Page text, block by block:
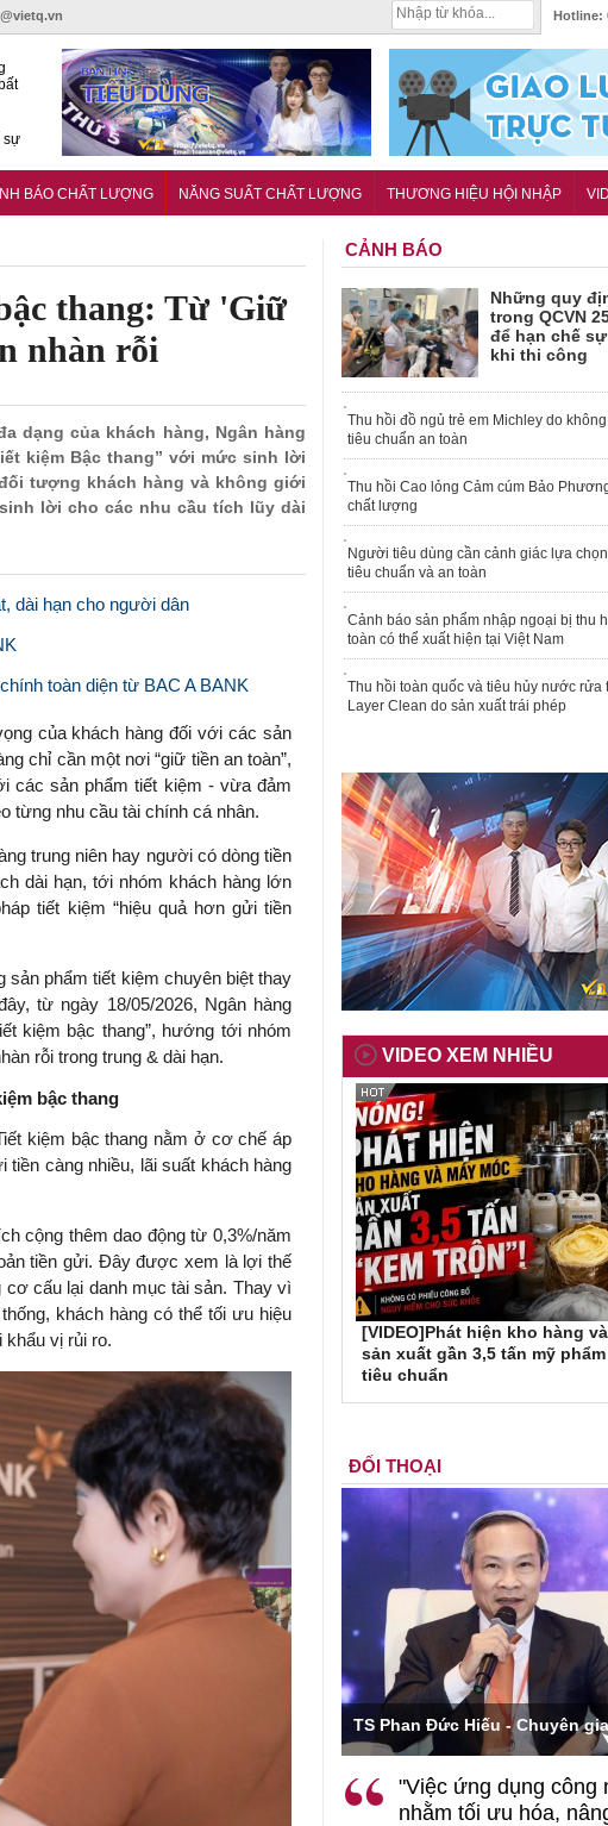
Hotline:
sự
BÁO CHẤT LƯỢNG NĂNG SUẤT CHẤT LƯỢNG THƯƠNG HIỆU HỘI NHẬP
thang: Từ 'Giữ
nhàn rỗi
dạng của khách hàng, Ngân hàng
kiệm Bậc thang” với mức sinh lời
tượng khách hàng và không giới
lời cho các nhu cầu tích lũy dài
dài hạn cho người dân
toàn diện từ BAC A BANK
của khách hàng đối với các sản
chỉ cần một nơi “giữ tiền an toàn”,
các sản phẩm tiết kiệm - vừa đảm
từng nhu cầu tài chính cá nhân.
trung niên hay người có dòng tiền
dài hạn, tới nhóm khách hàng lớn
tiết kiệm “hiệu quả hơn gửi tiền
sản phẩm tiết kiệm chuyên biệt thay
từ ngày 18/05/2026, Ngân hàng
kiệm bậc thang”, hướng tới nhóm
rỗi trong trung & dài hạn.
bậc thang
kiệm bậc thang nằm ở cơ chế áp
càng nhiều, lãi suất khách hàng
cộng thêm dao động từ 0,3%/năm
tiền gửi. Đây được xem là lợi thế
cấu lại danh mục tài sản. Thay vì
khách hàng có thể tối ưu hiệu
khẩu vị rủi ro.
CẢNH BÁO
Những quy
trong QCVN
để hạn chế
khi thi công
Thu hồi đồ ngủ trẻ em Michley do
tiêu chuẩn an toàn
Thu hồi Cao lỏng Cảm cúm Bảo
chất lượng
Người tiêu dùng cần cảnh giác lựa
tiêu chuẩn và an toàn
Cảnh báo sản phẩm nhập ngoại bị thu
toàn có thể xuất hiện tại Việt Nam
Thu hồi toàn quốc và tiêu hủy nước rửa
Layer Clean do sản xuất trái phép
VIDEO XEM NHIỀU
[VIDEO]Phát hiện kho hàng
sản xuất gần 3,5 tấn mỹ
tiêu chuẩn
ĐỐI THOẠI
Việc sử dụng hiệu quả chính
sách tài khóa không chỉ mang ý
TS Phan Đức Hiếu - Chuyên
"Việc ứng dụng công
nhằm tối ưu hóa,